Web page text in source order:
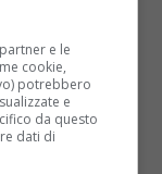
Un
capitare
e le
cookie,
potrebbero
e
da questo
dati di